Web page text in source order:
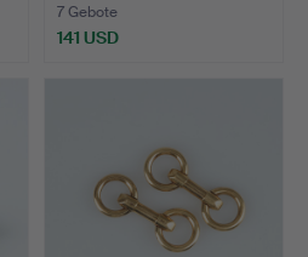
7 Gebote
141 USD